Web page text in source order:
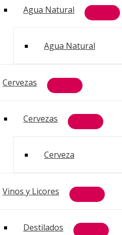
Agua Natural
Agua Natural
Cervezas
Cervezas
Cerveza
Vinos y Licores
Destilados